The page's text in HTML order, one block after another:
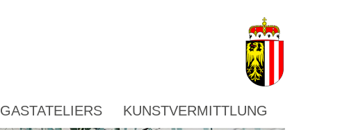
GASTATELIERS KUNSTVERMITTLUNG